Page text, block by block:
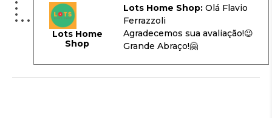
Lots Home
Shop
Lots Home Shop: Olá Flavio
Ferrazzoli
Agradecemos sua avaliação!😉
Grande Abraço!🤗